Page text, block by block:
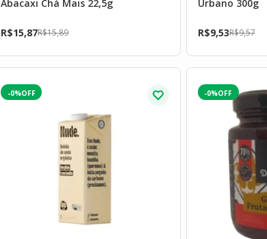
Abacaxi Chá Mais 22,5g
R$15,89
R$15,87
Urbano 300g
R$9,57
R$9,53
-0% -0%